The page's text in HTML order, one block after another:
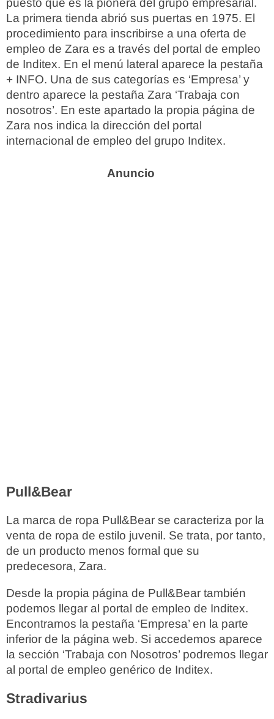
puesto que es la pionera del grupo empresarial.
La primera tienda abrió sus puertas en 1975. El
procedimiento para inscribirse a una oferta de
empleo de Zara es a través del portal de empleo
de Inditex. En el menú lateral aparece la pestaña
+ INFO. Una de sus categorías es ‘Empresa’ y
dentro aparece la pestaña Zara ‘Trabaja con
nosotros’. En este apartado la propia página de
Zara nos indica la dirección del portal
internacional de empleo del grupo Inditex.
Pull&Bear
La marca de ropa Pull&Bear se caracteriza por la
venta de ropa de estilo juvenil. Se trata, por tanto,
de un producto menos formal que su
predecesora, Zara.
Desde la propia página de Pull&Bear también
podemos llegar al portal de empleo de Inditex.
Encontramos la pestaña ‘Empresa’ en la parte
inferior de la página web. Si accedemos aparece
la sección ‘Trabaja con Nosotros’ podremos llegar
al portal de empleo genérico de Inditex.
Stradivarius